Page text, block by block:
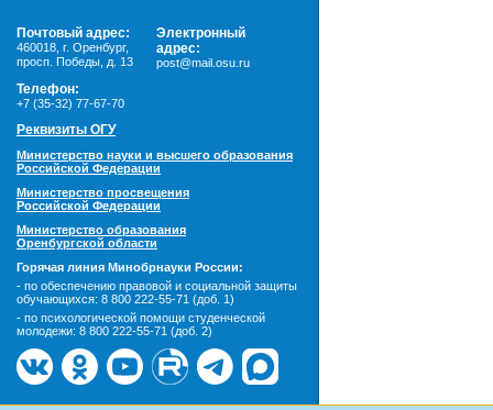
Почтовый адрес:
460018 г. Оренбург,
просп. Победы, д. 13
Электронный
адрес:
post@mail.osu.ru
Телефон:
+7 (35-32) 77-67-70
Реквизиты ОГУ
Министерство науки и высшего образования
Российской Федерации
Министерство просвещения
Российской Федерации
Министерство образования
Оренбургской области
Горячая линия Минобрнауки России:
- по обеспечению правовой и социальной защиты
обучающихся: 8 800 222-55-71 (доб. 1)
- по психологической помощи студенческой
молодежи: 8 800 222-55-71 (доб. 2)